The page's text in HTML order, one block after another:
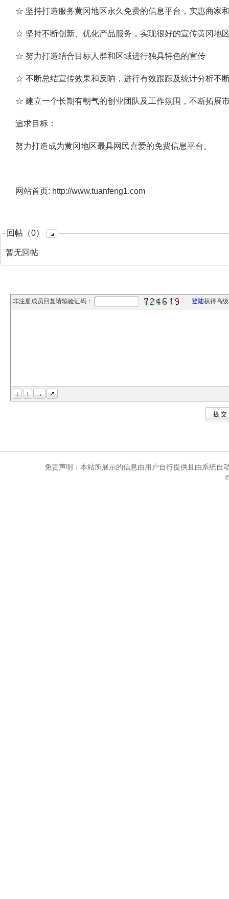
☆ 坚持打造服务黄冈地区永久免费的信息平台，实惠商家
☆ 坚持不断创新、优化产品服务，实现很好的宣传黄冈地
☆ 努力打造结合目标人群和区域进行独具特色的宣传
☆ 不断总结宣传效果和反响，进行有效跟踪及统计分析不
☆ 建立一个长期有朝气的创业团队及工作氛围，不断拓展
追求目标：
努力打造成为黄冈地区最具网民喜爱的免费信息平台。
网站首页: http://www.tuanfeng1.com
回帖（0）
暂无回帖
非注册成员回复请输验证码： 登陆获得高
↓ ↑ → ↗
提
免责声明：本站所展示的信息由用户自行提供且由系统